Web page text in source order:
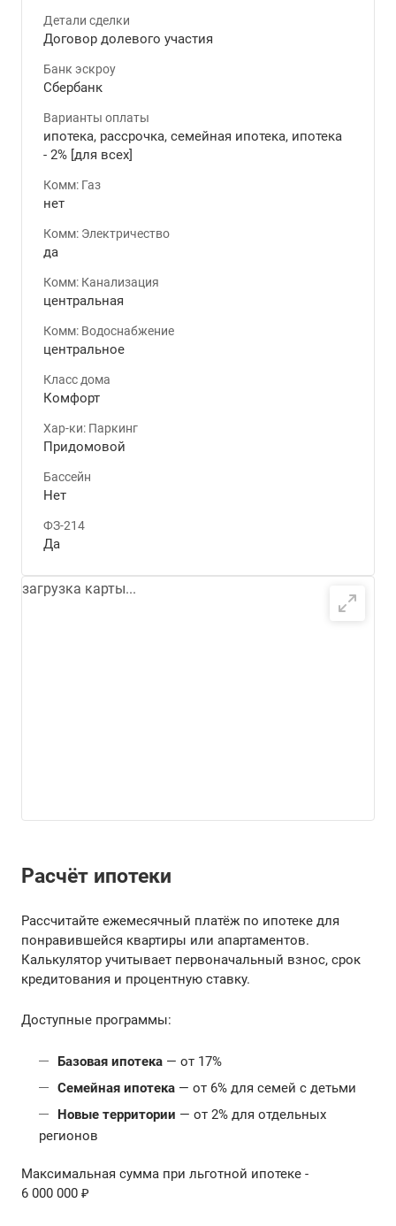
Детали сделки
Договор долевого участия
Банк эскроу
Сбербанк
Варианты оплаты
ипотека, рассрочка, семейная ипотека, ипотека
- 2% [для всех]
Комм: Газ
нет
Комм: Электричество
да
Комм: Канализация
центральная
Комм: Водоснабжение
центральное
Класс дома
Комфорт
Хар-ки: Паркинг
Придомовой
Бассейн
Нет
ФЗ-214
Да
загрузка карты...
Расчёт ипотеки
Рассчитайте ежемесячный платёж по ипотеке для
понравившейся квартиры или апартаментов.
Калькулятор учитывает первоначальный взнос, срок
кредитования и процентную ставку.
Доступные программы:
Базовая ипотека — от 17%
Семейная ипотека — от 6% для семей с детьми
Новые территории — от 2% для отдельных
регионов
Максимальная сумма при льготной ипотеке -
6 000 000 ₽